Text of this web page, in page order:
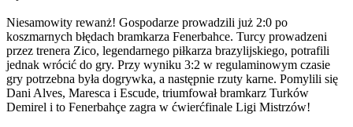
Niesamowity rewanż! Gospodarze prowadzili już 2:0 po
koszmarnych błędach bramkarza Fenerbahce. Turcy prowadzeni
przez trenera Zico, legendarnego piłkarza brazylijskiego, potrafili
jednak wrócić do gry. Przy wyniku 3:2 w regulaminowym czasie
gry potrzebna była dogrywka, a następnie rzuty karne. Pomylili się
Dani Alves, Maresca i Escude, triumfował bramkarz Turków
Demirel i to Fenerbahçe zagra w ćwierćfinale Ligi Mistrzów!